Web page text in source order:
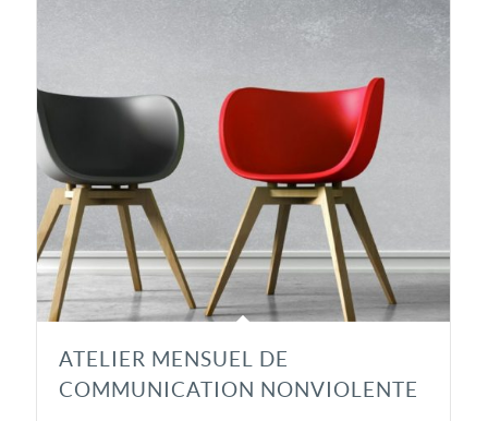
ATELIER MENSUEL DE
COMMUNICATION NONVIOLENTE